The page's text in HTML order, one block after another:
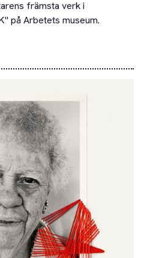
främsta verk i
på Arbetets museum.